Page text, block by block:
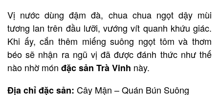
Vị nước dùng đậm đà, chua chua ngọt dậy mùi
tương lan trên đầu lưỡi, vướng vít quanh khứu giác.
Khi ấy, cắn thêm miếng suông ngọt tôm và thơm
béo sẽ nhận ra ngũ vị đã được đánh thức như thế
nào nhờ món đặc sản Trà Vinh này.
Địa chỉ đặc sản: Cây Mận – Quán Bún Suông